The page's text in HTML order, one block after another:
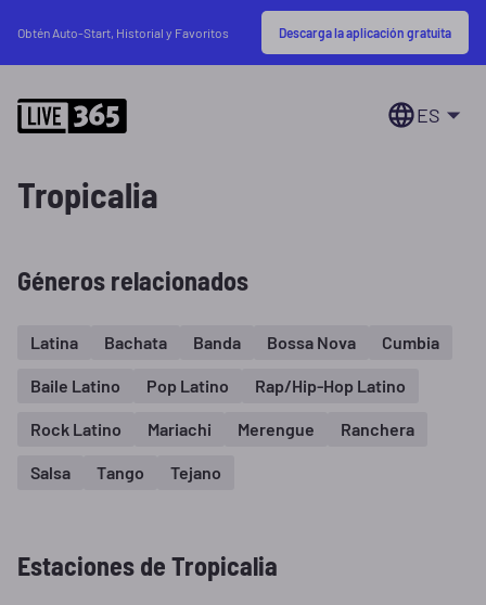
Obtén Auto-Start, Historial y Favoritos Descarga la aplicación gratuita
ES
Tropicalia
Géneros relacionados
Latina Bachata Banda Bossa Nova Cumbia
Baile Latino Pop Latino Rap/Hip-Hop Latino
Rock Latino Mariachi Merengue Ranchera
Salsa Tango Tejano
Estaciones de Tropicalia